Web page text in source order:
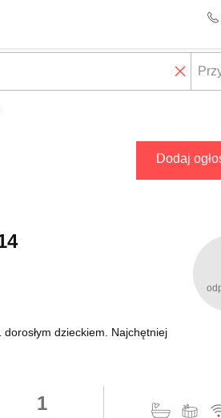
Dodaj
dzieckiem. Najchętniej
1